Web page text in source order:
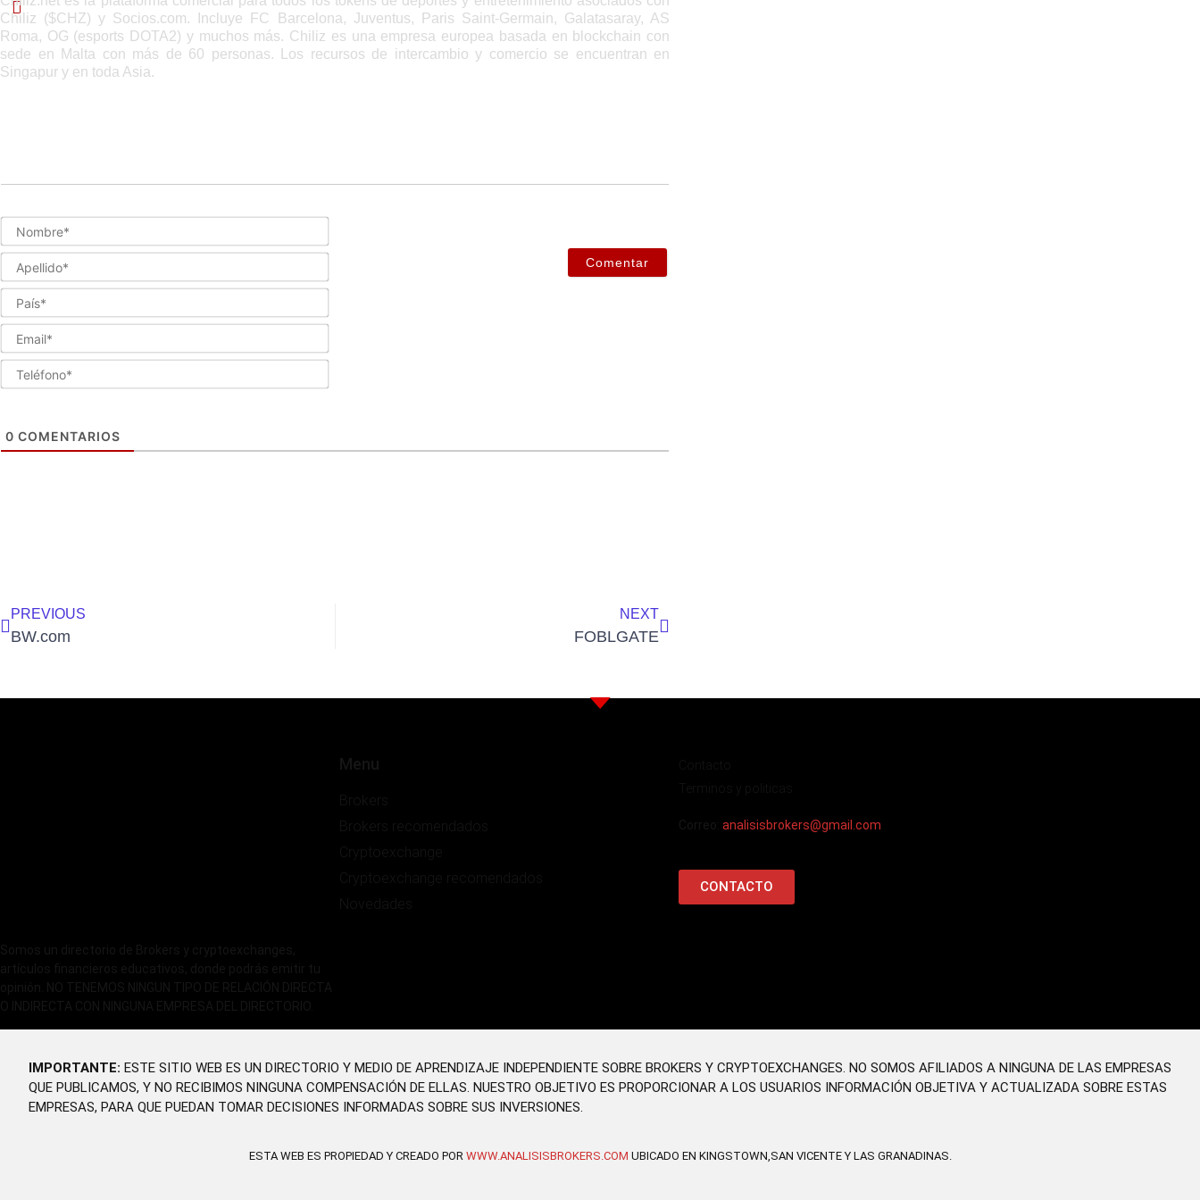
Acerca de Chiliz
Chiliz ($CHZ) y Socios.com.
Incluye FC Barcelona, ​​Juventus, Paris Saint-Germain, Galatasaray, AS
Roma, OG (esports DOTA2) y muchos más. Chiliz es una empresa europea basada en blockchain con
sede en Malta con más de 60 personas.
Los recursos de intercambio y comercio se encuentran en
Singapur y en toda Asia.
0 COMENTARIOS
PREVIOUS
BW.com
NEXT
FOBLGATE
analisisbrokers@gmail.com
CONTACTO
IMPORTANTE: ESTE SITIO WEB ES UN DIRECTORIO Y MEDIO DE APRENDIZAJE INDEPENDIENTE SOBRE BROKERS Y CRYPTOEXCHANGES. NO SOMOS AFILIADOS A NINGUNA DE LAS EMPRESAS
QUE PUBLICAMOS, Y NO RECIBIMOS NINGUNA COMPENSACIÓN DE ELLAS. NUESTRO OBJETIVO ES PROPORCIONAR A LOS USUARIOS INFORMACIÓN OBJETIVA Y ACTUALIZADA SOBRE ESTAS
EMPRESAS, PARA QUE PUEDAN TOMAR DECISIONES INFORMADAS SOBRE SUS INVERSIONES.
ESTA WEB ES PROPIEDAD Y CREADO POR WWW.ANALISISBROKERS.COM UBICADO EN KINGSTOWN,SAN VICENTE Y LAS GRANADINAS.